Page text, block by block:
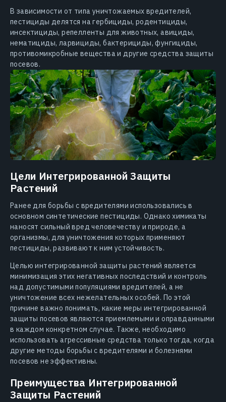
В зависимости от типа уничтожаемых вредителей,
пестициды делятся на гербициды, родентициды,
инсектициды, репелленты для животных, авициды,
нематициды, ларвициды, бактерициды, фунгициды,
противомикробные вещества и другие средства защиты
посевов.
Цели Интегрированной Защиты
Растений
Ранее для борьбы с вредителями использовались в
основном синтетические пестициды. Однако химикаты
наносят сильный вред человечеству и природе, а
организмы, для уничтожения которых применяют
пестициды, развивают к ним устойчивость.
Целью интегрированной защиты растений является
минимизация этих негативных последствий и контроль
над допустимыми популяциями вредителей, а не
уничтожение всех нежелательных особей. По этой
причине важно понимать, какие меры интегрированной
защиты посевов являются приемлемыми и оправданными
в каждом конкретном случае. Также, необходимо
использовать агрессивные средства только тогда, когда
другие методы борьбы с вредителями и болезнями
посевов не эффективны.
Преимущества Интегрированной
Защиты Растений